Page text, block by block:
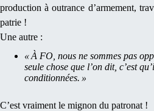
production à outrance d’armement,
patrie !
Une autre :
« À FO, nous ne sommes pas
seule chose que l’on dit, c’est
conditionnées. »
C’est vraiment le mignon du patronat !